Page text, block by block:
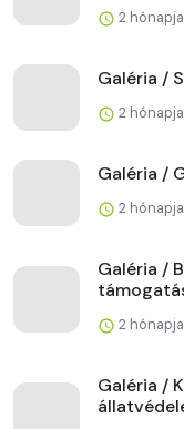
2
Galéria /
2
Galéria /
2
Galéria /
2
Galéria /